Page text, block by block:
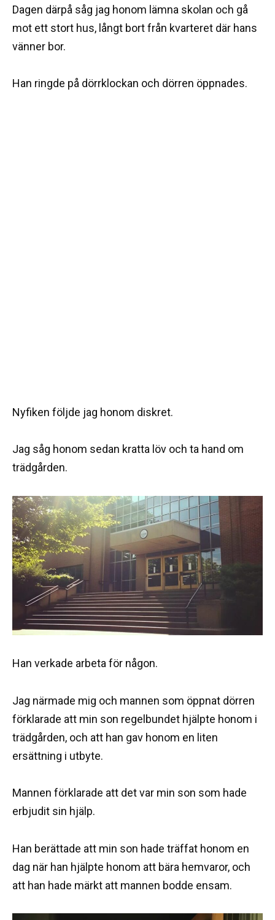
Dagen därpå såg jag honom lämna skolan och gå
mot ett stort hus, långt bort från kvarteret där hans
vänner bor.
Han ringde på dörrklockan och dörren öppnades.
Nyfiken följde jag honom diskret.
Jag såg honom sedan kratta löv och ta hand om
trädgården.
Han verkade arbeta för någon.
Jag närmade mig och mannen som öppnat dörren
förklarade att min son regelbundet hjälpte honom i
trädgården, och att han gav honom en liten
ersättning i utbyte.
Mannen förklarade att det var min son som hade
erbjudit sin hjälp.
Han berättade att min son hade träffat honom en
dag när han hjälpte honom att bära hemvaror, och
att han hade märkt att mannen bodde ensam.